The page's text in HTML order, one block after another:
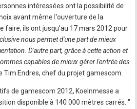
intéressées ont la possibilité de
avant même l'ouverture de la
faire, ils ont jusqu'au 17 mars 2012 pour
nous permet d'une part de mieux
D'autre part, grâce à cette action et
capables de mieux gérer l'entrée des
Tim Endres, chef du projet gamescom.
de gamescom 2012, Koelnmesse a
disponible à 140 000 mètres carrés. "